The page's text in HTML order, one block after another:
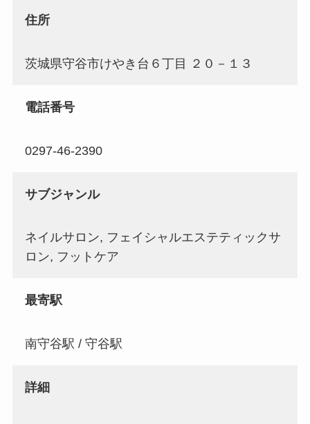
住所
茨城県守谷市けやき台６丁目 ２０－１３
電話番号
0297-46-2390
サブジャンル
ネイルサロン, フェイシャルエステティックサ
ロン, フットケア
最寄駅
南守谷駅 / 守谷駅
詳細